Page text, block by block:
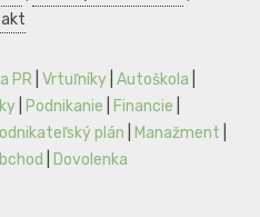
PR Vrtuľníky Autoškola
Podnikanie Financie
plán Manažment
Dovolenka